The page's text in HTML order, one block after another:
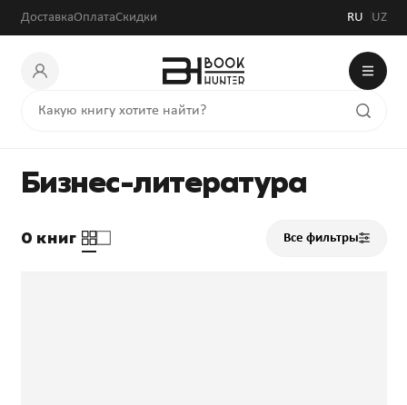
ДоставкаОплатаСкидки RU UZ
Бизнес-литература
0 книг Все фильтры